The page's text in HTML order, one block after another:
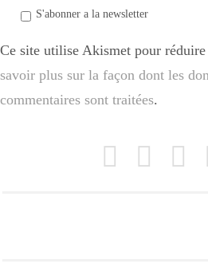
S'abonner a la newsletter
Ce site utilise Akismet pour
savoir plus sur la façon dont les
commentaires sont traitées.